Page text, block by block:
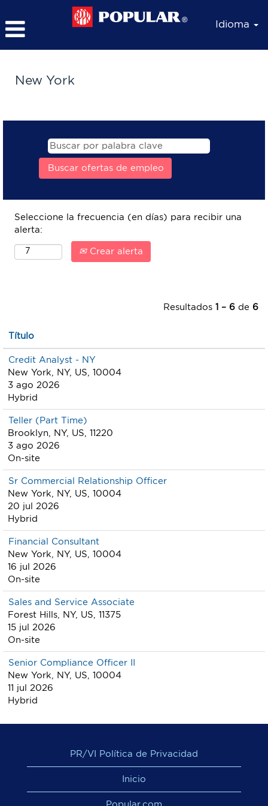
Idioma
Spanish
New York
Seleccione la frecuencia (en días) para recibir una
alerta:
Crear alerta
Resultados 1 – 6 de 6
Título
Credit Analyst - NY
New York, NY, US, 10004
3 ago 2026
Hybrid
Teller (Part Time)
Brooklyn, NY, US, 11220
3 ago 2026
On-site
Sr Commercial Relationship Officer
New York, NY, US, 10004
20 jul 2026
Hybrid
Financial Consultant
New York, NY, US, 10004
16 jul 2026
On-site
Sales and Service Associate
Forest Hills, NY, US, 11375
15 jul 2026
On-site
Senior Compliance Officer II
New York, NY, US, 10004
11 jul 2026
Hybrid
PR/VI Política de Privacidad
Inicio